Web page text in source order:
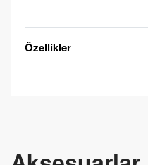
Özellikler